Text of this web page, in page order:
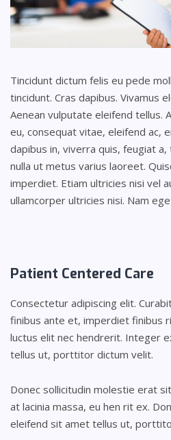
Tincidunt dictum felis eu pede
tincidunt. Cras dapibus. Vivamus
Aenean vulputate eleifend tellus.
eu, consequat vitae, eleifend ac,
dapibus in, viverra quis, feugiat
nulla ut metus varius laoreet.
imperdiet. Etiam ultricies nisi vel
ullamcorper ultricies nisi. Nam
Patient Centered Care
Consectetur adipiscing elit.
finibus ante et, imperdiet finibus
luctus elit nec hendrerit. Integer
tellus ut, porttitor dictum velit.
Donec sollicitudin molestie erat
at lacinia massa, eu hen rit ex.
eleifend sit amet tellus ut,